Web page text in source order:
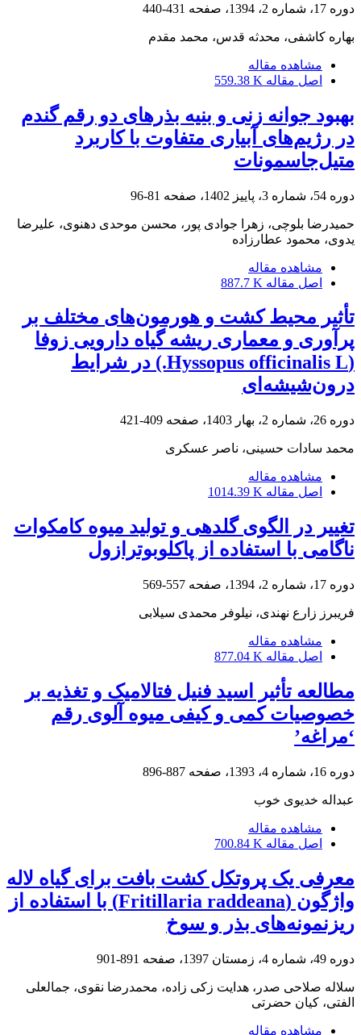
دوره 17، شماره 2، 1394، صفحه 431-440
بهاره کاشفی، محدثه قدس، محمد مقدم
مشاهده مقاله
اصل مقاله 559.38 K
بهبود جوانه ‎زنی و بنیه بذرهای دو رقم گندم
در رژیم‌های آبیاری متفاوت با کاربرد
متیل‌جاسمونات
دوره 54، شماره 3، پاییز 1402، صفحه 81-96
حمیدرضا بلوچی، زهرا جوادی پور، محسن موحدی دهنوی، علیرضا
یدوی، محمود عطارزاده
مشاهده مقاله
اصل مقاله 887.7 K
تأثیر محیط کشت و هورمون‌های مختلف بر
پرآوری و معماری ریشه گیاه دارویی زوفا
(Hyssopus officinalis L.) در شرایط
درون‌شیشه‌ای
دوره 26، شماره 2، بهار 1403، صفحه 409-421
محمد سادات حسینی، ناصر عسکری
مشاهده مقاله
اصل مقاله 1014.39 K
تغییر در الگوی گلدهی و تولید میوه کامکوات
ناگامی با استفاده از پاکلوبوترازول
دوره 17، شماره 2، 1394، صفحه 557-569
فریبرز زارع نهندی، نیلوفر محمدی سیلابی
مشاهده مقاله
اصل مقاله 877.04 K
مطالعه تأثیر اسید فنیل‌ فتالامیک و تغذیه بر
خصوصیات کمی و کیفی میوه آلوی رقم
‘مراغه’
دوره 16، شماره 4، 1393، صفحه 887-896
عبداله خدیوی خوب
مشاهده مقاله
اصل مقاله 700.84 K
معرفی یک پروتکل کشت بافت برای گیاه لاله
واژگون (Fritillaria raddeana) با استفاده از
ریزنمونه‌های بذر و سوخ
دوره 49، شماره 4، زمستان 1397، صفحه 891-901
سلاله صلاحی صدر، هدایت زکی زاده، محمدرضا نقوی، جمالعلی
الفتی، کیان حضرتی
مشاهده مقاله